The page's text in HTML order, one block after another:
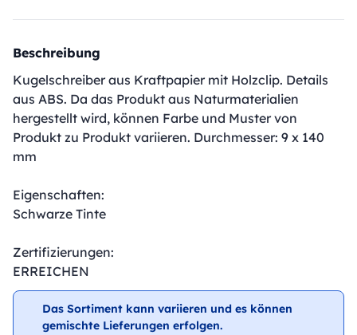
Beschreibung
Kugelschreiber aus Kraftpapier mit Holzclip. Details
aus ABS. Da das Produkt aus Naturmaterialien
hergestellt wird, können Farbe und Muster von
Produkt zu Produkt variieren. Durchmesser: 9 x 140
mm
Eigenschaften:
Schwarze Tinte
Zertifizierungen:
ERREICHEN
Das Sortiment kann variieren und es können
gemischte Lieferungen erfolgen.